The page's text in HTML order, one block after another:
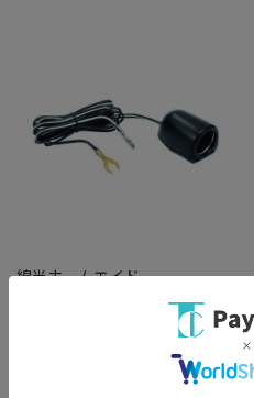
綿半ホームエイド
シングルソケット ヒューズ電源